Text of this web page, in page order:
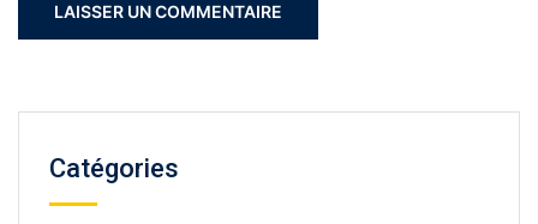
Catégories